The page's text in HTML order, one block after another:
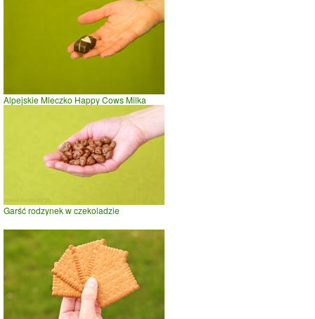
Alpejskie Mleczko Happy Cows Milka
Garść rodzynek w czekoladzie